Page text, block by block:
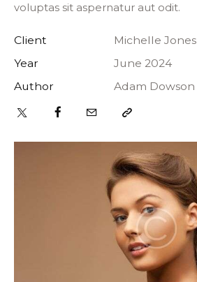
voluptas sit aspernatur aut odit.
Client
Michelle Jones
Year
June 2024
Author
Adam Dowson